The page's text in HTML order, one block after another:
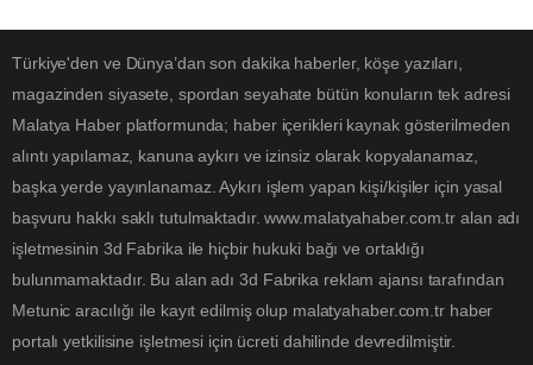
Türkiye'den ve Dünya’dan son dakika haberler, köşe yazıları,
magazinden siyasete, spordan seyahate bütün konuların tek adresi
Malatya Haber platformunda; haber içerikleri kaynak gösterilmeden
alıntı yapılamaz, kanuna aykırı ve izinsiz olarak kopyalanamaz,
başka yerde yayınlanamaz. Aykırı işlem yapan kişi/kişiler için yasal
başvuru hakkı saklı tutulmaktadır. www.malatyahaber.com.tr alan adı
işletmesinin 3d Fabrika ile hiçbir hukuki bağı ve ortaklığı
bulunmamaktadır. Bu alan adı 3d Fabrika reklam ajansı tarafından
Metunic aracılığı ile kayıt edilmiş olup malatyahaber.com.tr haber
portalı yetkilisine işletmesi için ücreti dahilinde devredilmiştir.